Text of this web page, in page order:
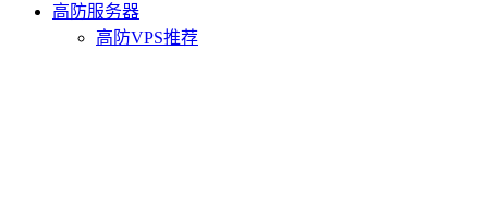
高防服务器
高防VPS推荐